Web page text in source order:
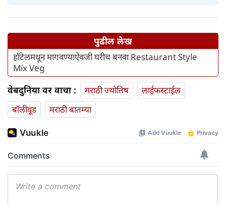
पुढील लेख
हॉटेलमधून मागवण्याऐवजी घरीच बनवा Restaurant Style
Mix Veg
वेबदुनिया वर वाचा : मराठी ज्योतिष
लाईफस्टाईल
बॉलीवूड
मराठी बातम्या